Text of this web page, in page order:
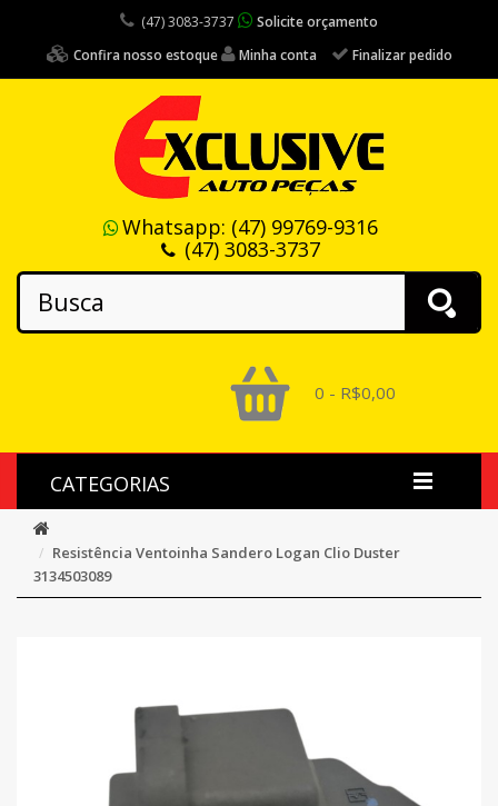
(47) 3083-3737
Solicite orçamento
Confira nosso estoque
Minha conta Finalizar pedido
Whatsapp: (47) 99769-9316
(47) 3083-3737
0 - R$0,00
CATEGORIAS
Resistência Ventoinha Sandero Logan Clio Duster
3134503089